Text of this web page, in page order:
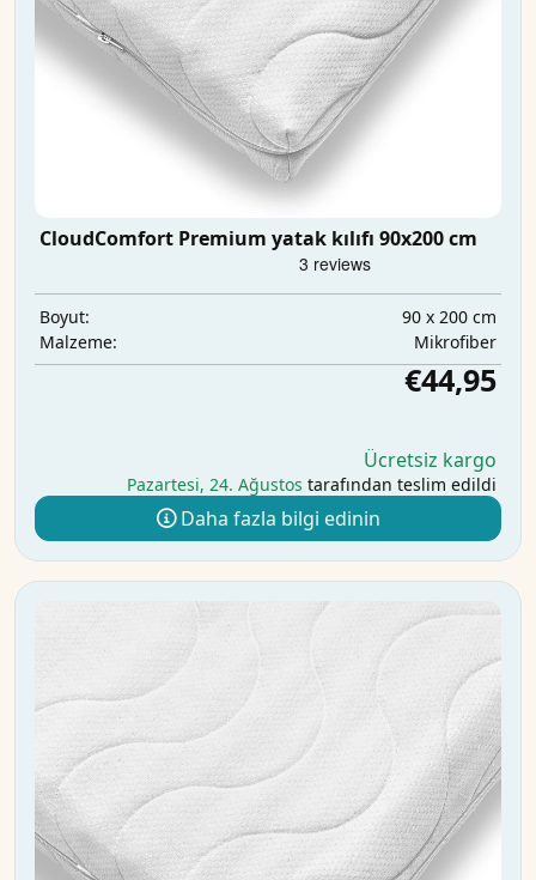
CloudComfort Premium yatak kılıfı 90x200 cm
Boyut:
90 x 200 cm
Malzeme:
Mikrofiber
€44,95
Ücretsiz kargo
Pazartesi, 24. Ağustos tarafından teslim edildi
Daha fazla bilgi edinin